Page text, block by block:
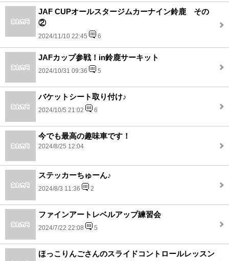
JAF CUPオールスタージムカーナイン鈴鹿 その
②
2024/11/10 22:45 6
JAFカップ参戦！in鈴鹿サーキット
2024/10/31 09:36 5
バケットシート取り付け♪
2024/10/5 21:02 6
今でも最高の趣味車です！
2024/8/25 12:04
ステッカーちゅーん♪
2024/8/3 11:36 2
ファインアートレベルアップ練習会
2024/7/22 22:08 5
ほっこりんごさんのスライドコントロールレッスン